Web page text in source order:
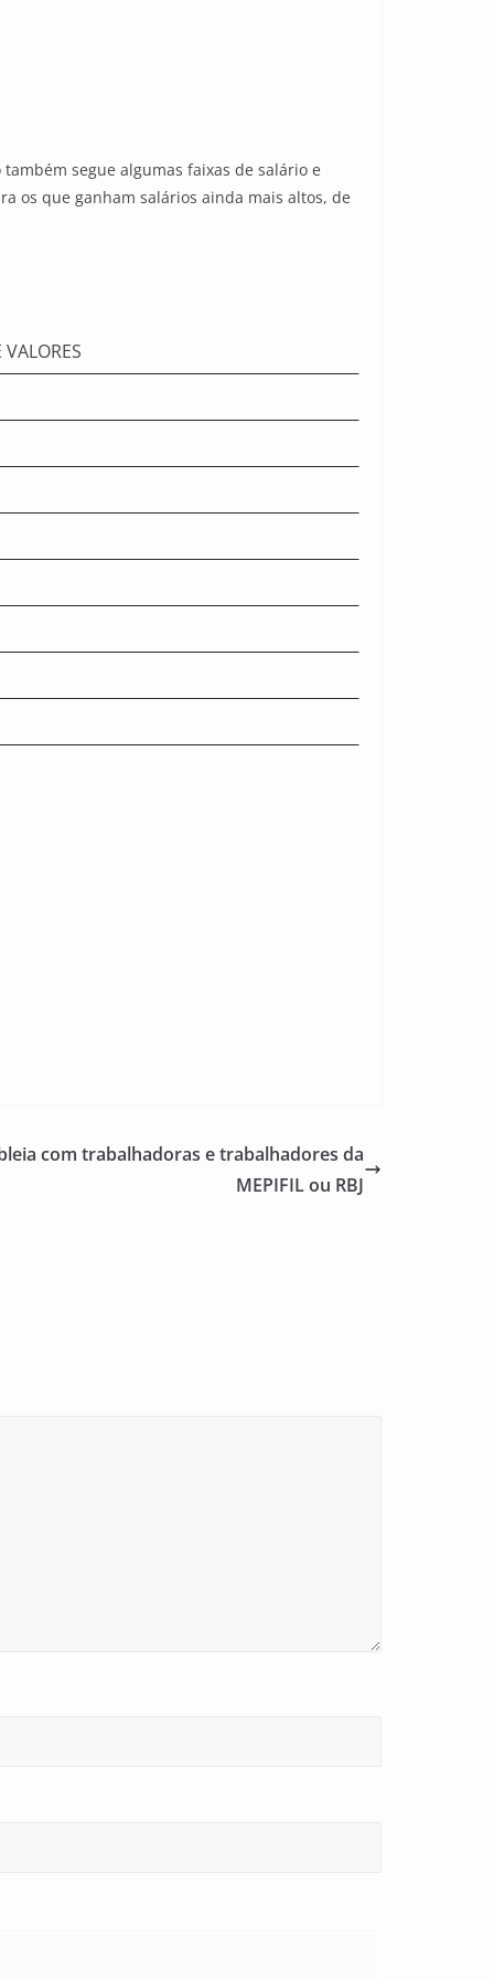
segue algumas faixas de salário e
os que ganham salários ainda mais altos, de
com trabalhadoras e trabalhadores da
MEPIFIL ou RBJ